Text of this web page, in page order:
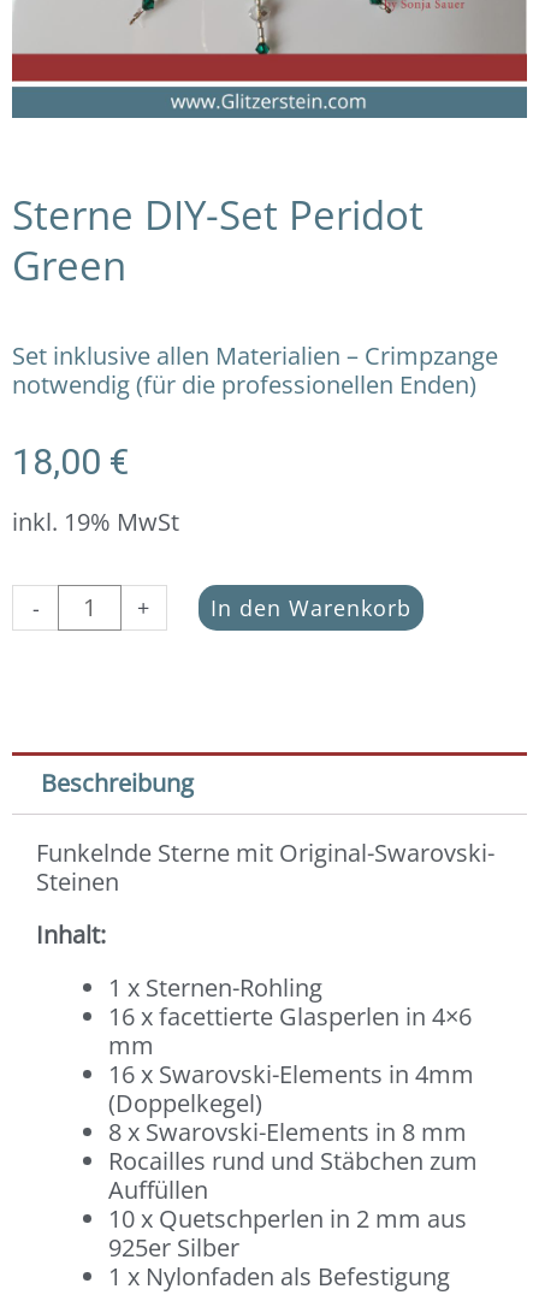
Sterne DIY-Set Peridot
Green
Set inklusive allen Materialien – Crimpzange
notwendig (für die professionellen Enden)
18,00 €
inkl. 19% MwSt
-
DIY-
+ In den Warenkorb
Beschreibung
Funkelnde Sterne mit Original-Swarovski-
Steinen
Inhalt:
1 x Sternen-Rohling
16 x facettierte Glasperlen in 4×6
mm
16 x Swarovski-Elements in 4mm
(Doppelkegel)
8 x Swarovski-Elements in 8 mm
Rocailles rund und Stäbchen zum
Auffüllen
10 x Quetschperlen in 2 mm aus
925er Silber
1 x Nylonfaden als Befestigung